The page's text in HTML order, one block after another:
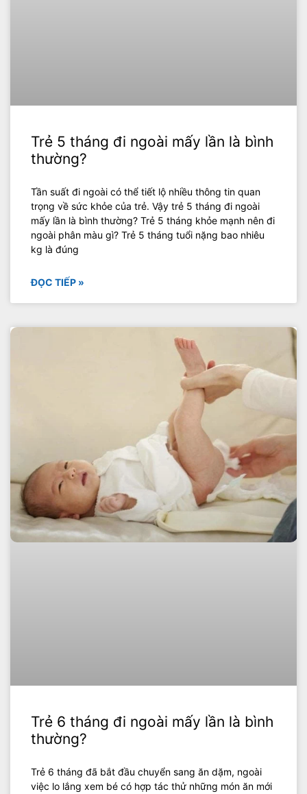
Trẻ 5 tháng đi ngoài mấy lần là bình
thường?
Tần suất đi ngoài có thể tiết lộ nhiều thông tin quan
trọng về sức khỏe của trẻ. Vậy trẻ 5 tháng đi ngoài
mấy lần là bình thường? Trẻ 5 tháng khỏe mạnh nên đi
ngoài phân màu gì? Trẻ 5 tháng tuổi nặng bao nhiêu
kg là đúng
ĐỌC TIẾP »
Trẻ 6 tháng đi ngoài mấy lần là bình
thường?
Trẻ 6 tháng đã bắt đầu chuyển sang ăn dặm, ngoài
việc lo lắng xem bé có hợp tác thử những món ăn mới